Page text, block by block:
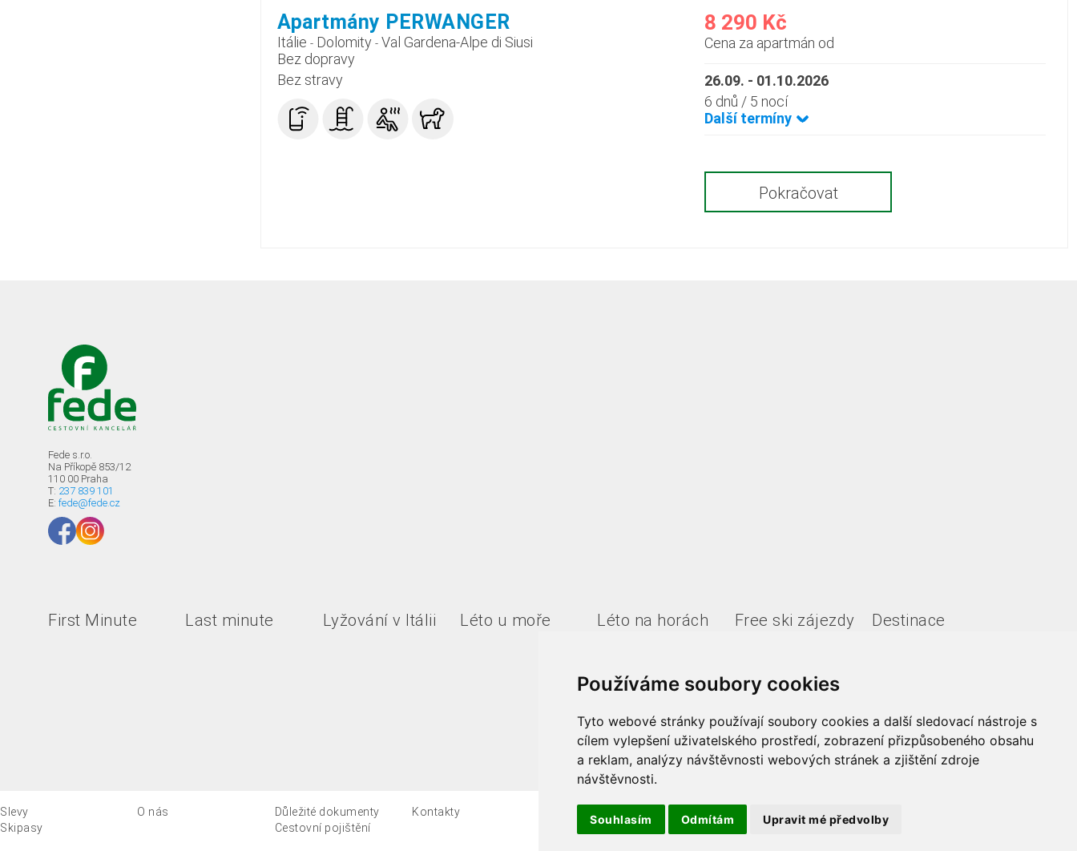
Používáme soubory cookies
Tyto webové stránky používají soubory cookies a další sledovací nástroje s
cílem vylepšení uživatelského prostředí, zobrazení přizpůsobeného obsahu
a reklam, analýzy návštěvnosti webových stránek a zjištění zdroje
návštěvnosti.
Souhlasím Odmítám Upravit mé předvolby
Apartmány PERWANGER
Itálie - Dolomity - Val Gardena-Alpe di Siusi
Bez dopravy
Bez stravy
8 290 Kč
Cena za apartmán od
26.09. - 01.10.2026
6 dnů / 5 nocí
Další termíny
Pokračovat
Fede s.r.o.
Na Příkopě 853/12
110 00 Praha
T: 237 839 101
E: fede@fede.cz
First Minute Last minute Lyžování v Itálii Léto u moře Léto na horách Free ski zájezdy Destinace
Slevy
Skipasy
O nás
Důležité dokumenty
Cestovní pojištění
Kontakty